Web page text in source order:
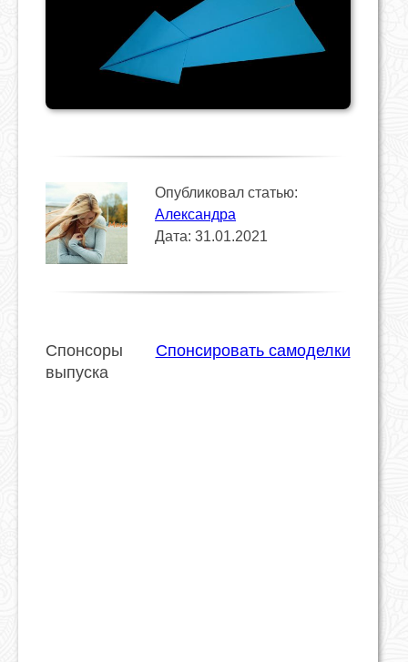
Опубликовал статью:
Александра
Дата: 31.01.2021
Спонсировать самоделки
Спонсоры
выпуска